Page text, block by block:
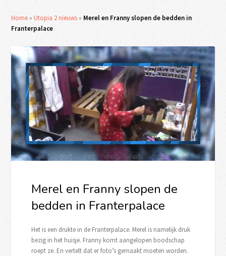
Home »Utopia 2 nieuws » Merel en Franny slopen de bedden in
Franterpalace
Merel en Franny slopen de
bedden in Franterpalace
Het is een drukte in de Franterpalace. Merel is namelijk druk
bezig in het huisje. Franny komt aangelopen boodschap
roept ze. En vertelt dat er foto’s gemaakt moeten worden.